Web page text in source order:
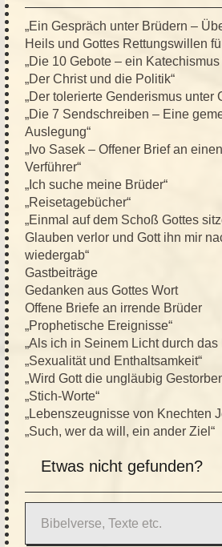
„Ein Gespräch unter Brüdern –
Heils und Gottes Rettungswillen
„Die 10 Gebote – ein Katechismus
„Der Christ und die Politik“
„Der tolerierte Genderismus unter
„Die 7 Sendschreiben – Eine
Auslegung“
„Ivo Sasek – Offener Brief an
Verführer“
„Ich suche meine Brüder“
„Reisetagebücher“
„Einmal auf dem Schoß Gottes
Glauben verlor und Gott ihn mir
wiedergab“
Gastbeiträge
Gedanken aus Gottes Wort
Offene Briefe an irrende Brüder
„Prophetische Ereignisse“
„Als ich in Seinem Licht durch das
„Sexualität und Enthaltsamkeit“
„Wird Gott die ungläubig
„Stich-Worte“
„Lebenszeugnisse von Knechten
„Such, wer da will, ein ander Ziel“
Etwas nicht gefunden?